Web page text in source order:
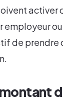
de